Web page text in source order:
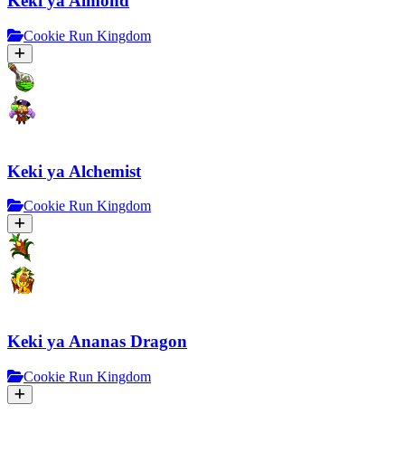
Cookie Run Kingdom
Keki ya Alchemist
Cookie Run Kingdom
Keki ya Ananas Dragon
Cookie Run Kingdom